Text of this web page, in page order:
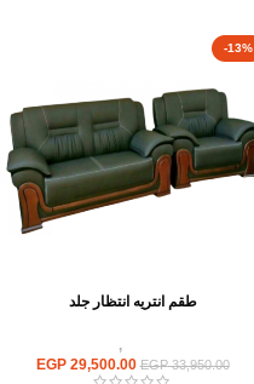
-13%
طقم انتريه انتظار جلد
انتريهات استقبال,
EGP33,950.00
EGP29,500.00